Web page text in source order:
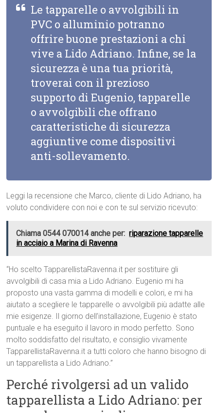
Le tapparelle o avvolgibili in
PVC o alluminio potranno
offrire buone prestazioni a chi
vive a Lido Adriano. Infine, se la
sicurezza è una tua priorità,
troverai con il prezioso
supporto di Eugenio, tapparelle
o avvolgibili che offrano
caratteristiche di sicurezza
aggiuntive come dispositivi
anti-sollevamento.
Leggi la recensione che Marco, cliente di Lido Adriano, ha
voluto condividere con noi e con te sul servizio ricevuto:
Chiama 0544 070014 anche per: riparazione tapparelle
in acciaio a Marina di Ravenna
“Ho scelto TapparellistaRavenna.it per sostituire gli
avvolgibili di casa mia a Lido Adriano. Eugenio mi ha
proposto una vasta gamma di modelli e colori, e mi ha
aiutato a scegliere le tapparelle o avvolgibili più adatte alle
mie esigenze. Il giorno dell’installazione, Eugenio è stato
puntuale e ha eseguito il lavoro in modo perfetto. Sono
molto soddisfatto del risultato, e consiglio vivamente
TapparellistaRavenna.it a tutti coloro che hanno bisogno di
un tapparellista a Lido Adriano.”
Perché rivolgersi ad un valido
tapparellista a Lido Adriano: per